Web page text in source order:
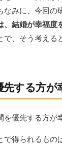
なみに、今回の
、結婚が幸福度
で、そう考える
する方が
優先する方が
で得られるもの